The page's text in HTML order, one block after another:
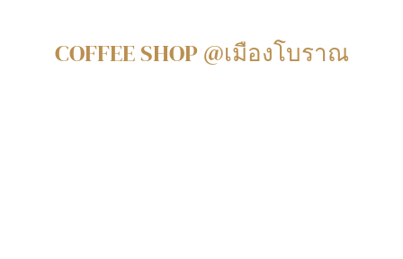
COFFEE SHOP @เมืองโบราณ